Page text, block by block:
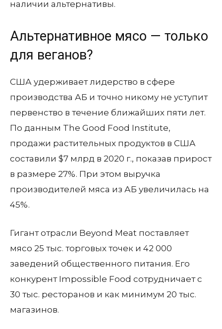
наличии альтернативы.
Альтернативное мясо — только
для веганов?
США удерживает лидерство в сфере
производства АБ и точно никому не уступит
первенство в течение ближайших пяти лет.
По данным The Good Food Institute,
продажи растительных продуктов в США
составили $7 млрд в 2020 г., показав прирост
в размере 27%. При этом выручка
производителей мяса из АБ увеличилась на
45%.
Гигант отрасли Beyond Meat поставляет
мясо 25 тыс. торговых точек и 42 000
заведений общественного питания. Его
конкурент Impossible Food сотрудничает с
30 тыс. ресторанов и как минимум 20 тыс.
магазинов.